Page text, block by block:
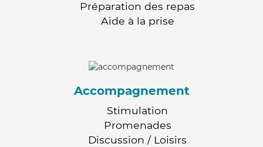
Préparation des repas
Aide à la prise
Accompagnement
Stimulation
Promenades
Discussion / Loisirs